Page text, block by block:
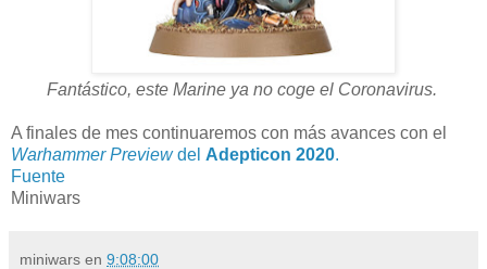
Fantástico, este Marine ya no coge el Coronavirus.
A finales de mes continuaremos con más avances con el
Warhammer Previewdel Adepticon 2020.
Fuente
Miniwars
miniwars en 9:08:00